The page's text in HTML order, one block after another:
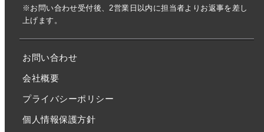
※お問い合わせ受付後、2営業日以内に担当者よりお返事を差し
上げます。
お問い合わせ
会社概要
プライバシーポリシー
個人情報保護方針